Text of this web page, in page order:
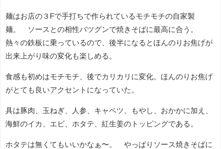
麺はお店の３Fで手打ちで作られているモチモチの自家製
麺。 ソースとの相性バツグンで焼きそばに最高に合う。
熱々の鉄板に乗っているので、後半になるとほんのりお焦げが
出来上がり味の変化も楽しめる。
食感も初めはモチモチ、後でカリカリに変化。ほんのりお焦げ
がとても良いアクセントになっていた。
具は豚肉、玉ねぎ、人参、キャベツ、もやし、おかかに加え、
海鮮のイカ、エビ、ホタテ、紅生姜のトッピングである。
ホタテは無くてもいいかなぁ〜。 やっぱりソース焼きそばに